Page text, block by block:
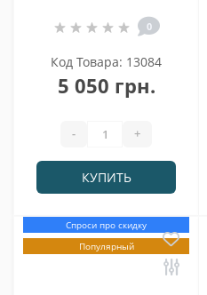
0
Код Товара: 13084
5 050 грн.
- +
КУПИТЬ
Спроси про скидку
Популярный